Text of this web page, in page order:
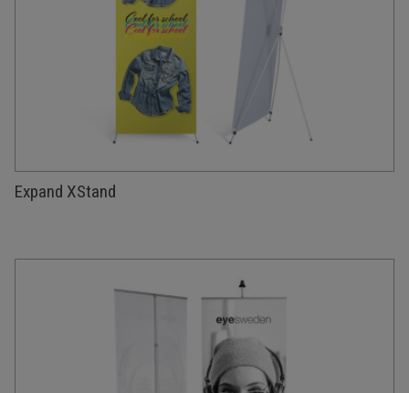
Expand XStand